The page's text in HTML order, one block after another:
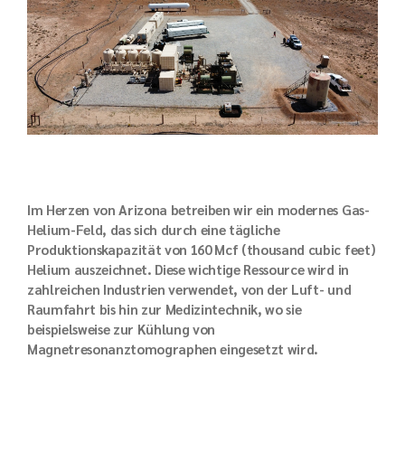
Im Herzen von Arizona betreiben wir ein modernes Gas-
Helium-Feld, das sich durch eine tägliche
Produktionskapazität von 160 Mcf (thousand cubic feet)
Helium auszeichnet. Diese wichtige Ressource wird in
zahlreichen Industrien verwendet, von der Luft- und
Raumfahrt bis hin zur Medizintechnik, wo sie
beispielsweise zur Kühlung von
Magnetresonanztomographen eingesetzt wird.